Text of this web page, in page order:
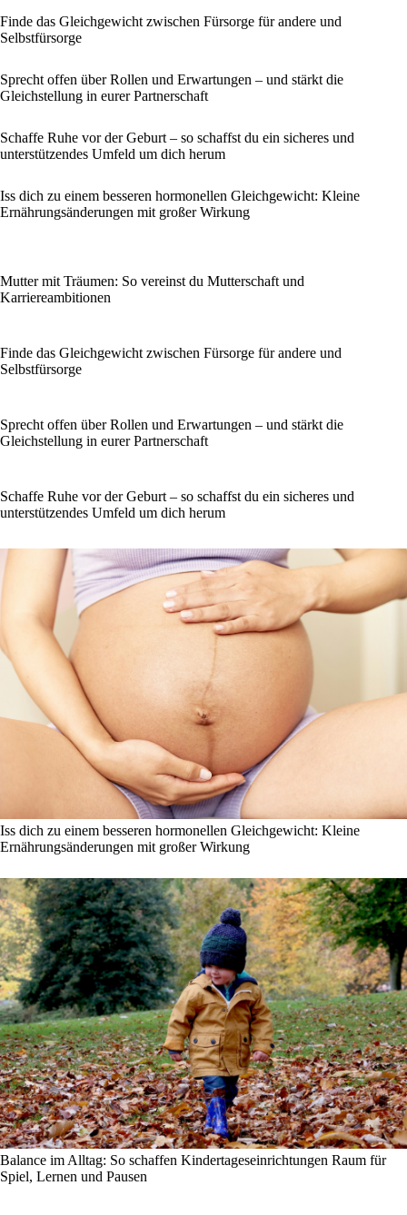
Finde das Gleichgewicht zwischen Fürsorge für andere und
Selbstfürsorge
Sprecht offen über Rollen und Erwartungen – und stärkt die
Gleichstellung in eurer Partnerschaft
Schaffe Ruhe vor der Geburt – so schaffst du ein sicheres und
unterstützendes Umfeld um dich herum
Iss dich zu einem besseren hormonellen Gleichgewicht: Kleine
Ernährungsänderungen mit großer Wirkung
Mutter mit Träumen: So vereinst du Mutterschaft und
Karriereambitionen
Finde das Gleichgewicht zwischen Fürsorge für andere und
Selbstfürsorge
Sprecht offen über Rollen und Erwartungen – und stärkt die
Gleichstellung in eurer Partnerschaft
Schaffe Ruhe vor der Geburt – so schaffst du ein sicheres und
unterstützendes Umfeld um dich herum
Iss dich zu einem besseren hormonellen Gleichgewicht: Kleine
Ernährungsänderungen mit großer Wirkung
Balance im Alltag: So schaffen Kindertageseinrichtungen Raum für
Spiel, Lernen und Pausen